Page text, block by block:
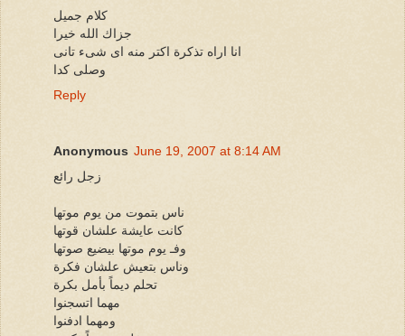
كلام جميل
جزاك الله خيرا
انا اراه تذكرة اكتر منه اى شىء تانى
وصلى كدا
Reply
Anonymous June 19, 2007 at 8:14 AM
زجل رائع
ناس بتموت من يوم موتها
كانت عايشة علشان قوتها
وفـ يوم موتها بيضيع صوتها
وناس بتعيش علشان فكرة
تحلم ديماً بأمل بكرة
مهما اتسجنوا
ومهما ادفنوا